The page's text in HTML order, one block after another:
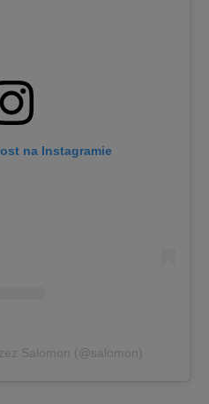
na Instagramie
Salomon (@salomon)